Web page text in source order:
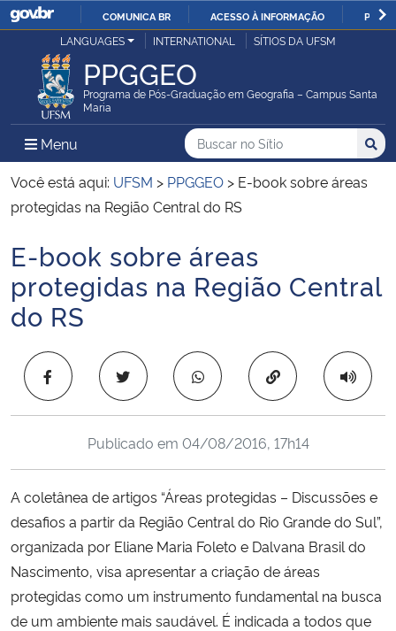
IR
O
COMUNICA BR ACESSO À INFORMAÇÃO
Ministério da Justiça e Segurança Pública
Ministério da Defesa
Ministério das Relações Exteriores
Ministério da Infraestrutura
Ministério da Agricultura, Pecuária e Abastecimento
Ministério da Educação
Ministério de Minas e Energia
Ministério da Ciência, Tecnologia, Inovações e Comunicações
Ministério do Meio Ambiente
LANGUAGES INTERNATIONAL SÍTIOS DA UFSM
PPGGEO
Programa de Pós-Graduação em Geografia – Campus Santa
Maria
Menu Menu Principal do Sítio
Busca
Buscar no no Sítio
Busca:
Você está aqui: UFSM > PPGGEO > E-book sobre áreas
protegidas na Região Central do RS
Início do conteúdo
E-book sobre áreas
protegidas na Região Central
do RS
Copiar para área
Publicado em 04/08/2016, 17h14
A coletânea de artigos “Áreas protegidas – Discussões e
desafios a partir da Região Central do Rio Grande do Sul”,
organizada por Eliane Maria Foleto e Dalvana Brasil do
Nascimento, visa apresentar a criação de áreas
protegidas como um instrumento fundamental na busca
de um ambiente mais saudável. É indicada a todos que